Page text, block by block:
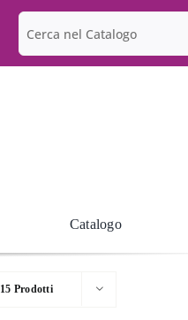
Cerca
per:
Catalogo
15 Prodotti